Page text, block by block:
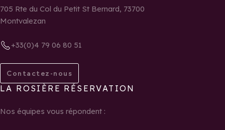
705 Rte du Col du Petit St Bernard, 73700
Montvalezan
+33(0)4 79 06 80 51
Contactez-nous
LA ROSIÈRE RÉSERVATION
Nos équipes vous répondent :